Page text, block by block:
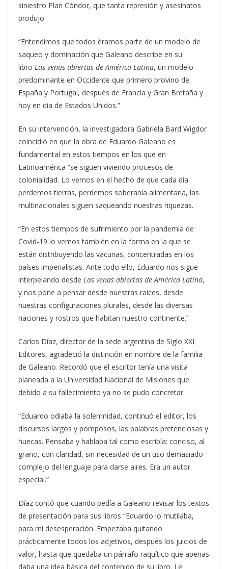
siniestro Plan Cóndor, que tanta represión y asesinatos
produjo.
“Entendimos que todos éramos parte de un modelo de
saqueo y dominación que Galeano describe en su
libro Las venas abiertas de América Latina, un modelo
predominante en Occidente que primero provino de
España y Portugal, después de Francia y Gran Bretaña y
hoy en día de Estados Unidos.”
En su intervención, la investigadora Gabriela Bard Wigdor
coincidió en que la obra de Eduardo Galeano es
fundamental en estos tiempos en los que en
Latinoamérica “se siguen viviendo procesos de
colonialidad. Lo vemos en el hecho de que cada día
perdemos tierras, perdemos soberanía alimentaria, las
multinacionales siguen saqueando nuestras riquezas.
“En estos tiempos de sufrimiento por la pandemia de
Covid-19 lo vemos también en la forma en la que se
están distribuyendo las vacunas, concentradas en los
países imperialistas. Ante todo ello, Eduardo nos sigue
interpelando desde Las venas abiertas de América Latina,
y nos pone a pensar desde nuestras raíces, desde
nuestras configuraciones plurales, desde las diversas
naciones y rostros que habitan nuestro continente.”
Carlos Díaz, director de la sede argentina de Siglo XXI
Editores, agradeció la distinción en nombre de la familia
de Galeano. Recordó que el escritor tenía una visita
planeada a la Universidad Nacional de Misiones que
debido a su fallecimiento ya no se pudo concretar.
“Eduardo odiaba la solemnidad, continuó el editor, los
discursos largos y pomposos, las palabras pretenciosas y
huecas. Pensaba y hablaba tal como escribía: conciso, al
grano, con claridad, sin necesidad de un uso demasiado
complejo del lenguaje para darse aires. Era un autor
especial.”
Díaz contó que cuando pedía a Galeano revisar los textos
de presentación para sus libros “Eduardo lo mutilaba,
para mi desesperación. Empezaba quitando
prácticamente todos los adjetivos, después los juicios de
valor, hasta que quedaba un párrafo raquítico que apenas
daba una idea básica del contenido de su libro. Le